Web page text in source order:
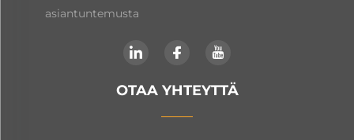
asiantuntemusta
OTAA YHTEYTTÄ